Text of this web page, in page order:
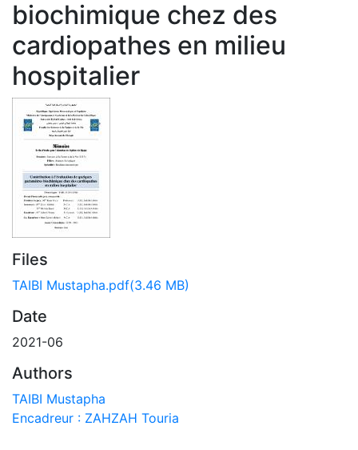
biochimique chez des
cardiopathes en milieu
hospitalier
Files
TAIBI Mustapha.pdf(3.46 MB)
Date
2021-06
Authors
TAIBI Mustapha
Encadreur : ZAHZAH Touria